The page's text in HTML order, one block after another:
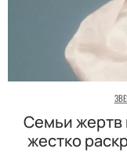
Семьи
жестко